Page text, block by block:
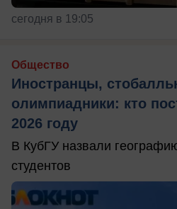
сегодня в 19:05
Общество
Иностранцы,
олимпиадники: кто
2026 году
В КубГУ назвали
студентов